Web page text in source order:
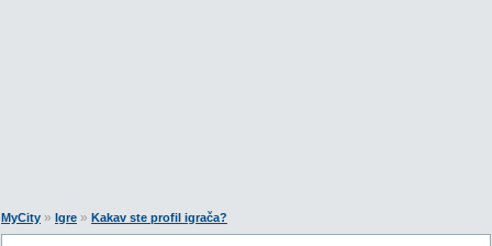
MyCity » Igre » Kakav ste profil igrača?